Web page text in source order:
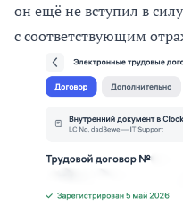
он ещё не вступил в
с соответствующим